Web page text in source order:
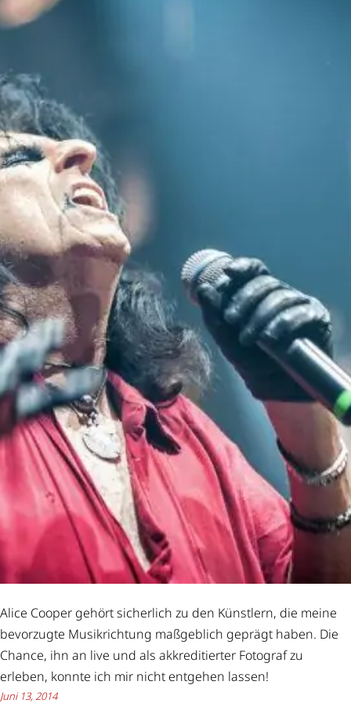
Alice Cooper gehört sicherlich zu den Künstlern, die meine
bevorzugte Musikrichtung maßgeblich geprägt haben. Die
Chance, ihn an live und als akkreditierter Fotograf zu
erleben, konnte ich mir nicht entgehen lassen!
Juni 13, 2014